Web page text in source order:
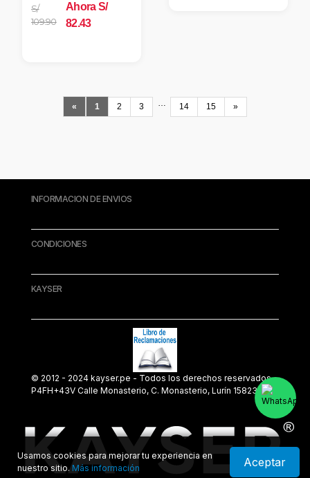
Usamos cookies para mejorar tu experiencia en
nuestro sitio.Más información Aceptar
S/
109.90
Ahora S/
82.43
« 1 2 3 … 14 15 »
INFORMACION DE ENVIOS
CONDICIONES
KAYSER
© 2012 - 2024 kayser.pe - Todos los derechos reservados.
P4FH+43V Calle Monasterio, C. Monasterio, Lurín 15823